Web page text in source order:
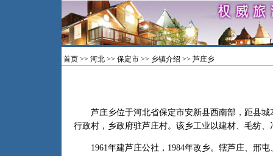
首页 >> 河北 >> 保定市 >> 乡镇介绍 >> 芦庄乡
芦庄乡位于河北省保定市安新县西南部，距县城
行政村，乡政府驻芦庄村。该乡工业以建材、毛纺
1961年建芦庄公社，1984年改乡。辖芦庄、邢屯